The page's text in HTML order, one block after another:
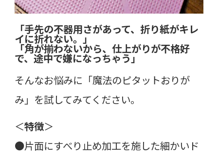
「手先の不器用さがあって、折り紙がキレ
イに折れない。」
「角が揃わないから、仕上がりが不格好
で、途中で嫌になっちゃう」
そんなお悩みに「魔法のピタットおりが
み」を試してみてください。
＜特徴＞
●片面にすべり止め加工を施した細かいド